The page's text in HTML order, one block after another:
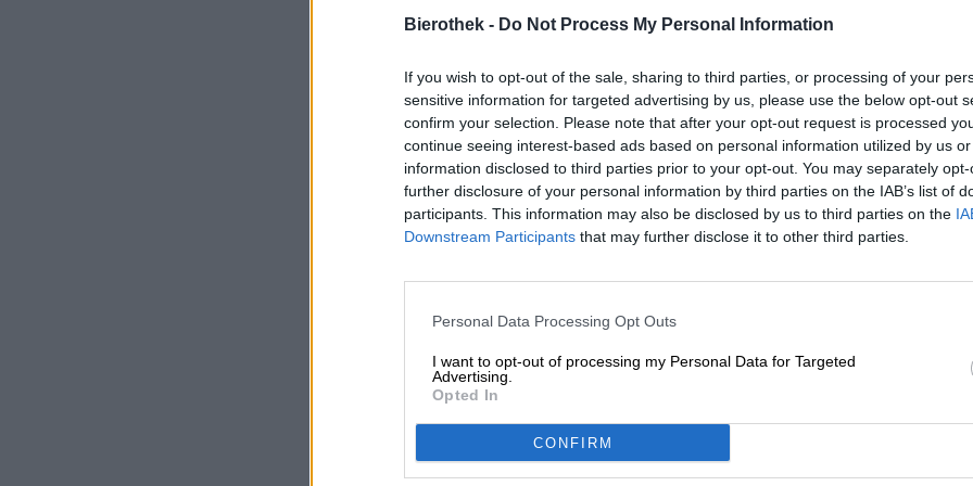
Bierothek - Do Not Process My Personal Information
If you wish to opt-out of the sale, sharing to third parties, or processing of your
sensitive information for targeted advertising by us, please use the below opt-out
confirm your selection. Please note that after your opt-out request is processed
continue seeing interest-based ads based on personal information utilized by us
information disclosed to third parties prior to your opt-out. You may separately
further disclosure of your personal information by third parties on the IAB’s list of
participants. This information may also be disclosed by us to third parties on the
Downstream Participants that may further disclose it to other third parties.
Personal Data Processing Opt Outs
I want to opt-out of processing my Personal Data for Targeted
Advertising.
Opted In
CONFIRM
* Los precios incluyen el IVA legal más.Envío
Descripción Información Opiniones de los usuarios
Dos cervecerías de Austria se unieron en una
un trío formado por los amigos Leo-Constantin, Peter
propia cervecería y crean su cerveza con un gran
elaborar una Pilsner vivaz, colaboraron con los
caballo de batalla del grupo Trumer, lo que los
Uniendo fuerzas, los cerveceros crearon Drum, una
cerveza.
Lo especial de esta cerveza no es que haya música
dos cervecerías austriacas, sino que para ella se
la cosecha de lúpulo que se celebra en el jardín de
Salzburgo, el equipo consiguió un camión lleno de
directamente a la sala de cocción. Attwenger
contribuyó de esta manera.